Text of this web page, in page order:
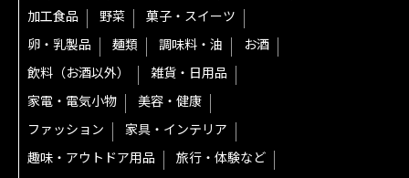
加工食品
野菜
菓子・スイーツ
卵・乳製品
麺類 調味料・油
お酒
飲料（お酒以外）
雑貨・日用品
家電・電気小物
美容・健康
ファッション
家具・インテリア
趣味・アウトドア用品
旅行・体験など